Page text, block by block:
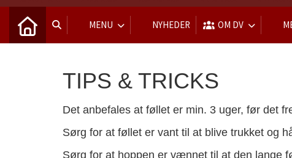
MENU NYHEDER OM DV
TIPS & TRICKS
Det anbefales at føllet er min. 3 uger, før det
Sørg for at føllet er vant til at blive trukket og
Sørg for at hoppen er vænnet til at den lange